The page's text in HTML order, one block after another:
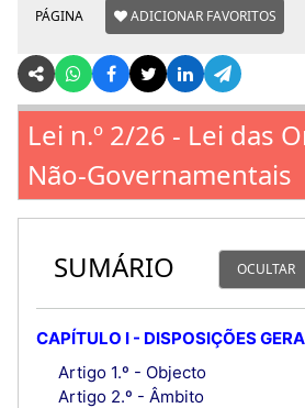
PÁGINA
ADICIONAR FAVORITOS
Lei n.º 2/26 - Lei das
Não-Governamentais
SUMÁRIO OCULTAR
CAPÍTULO I - DISPOSIÇÕES
Artigo 1.º - Objecto
Artigo 2.º - Âmbito